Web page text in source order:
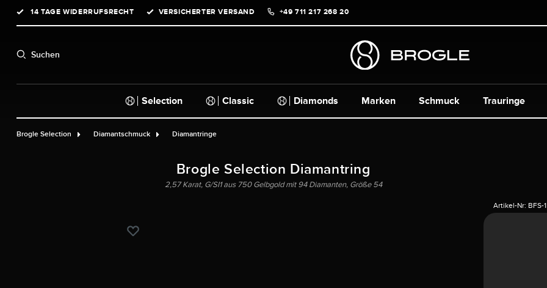
Zur Hauptnavigation springen
14 TAGE WIDERRUFSRECHT VERSICHERTER VERSAND +49 711 217 268 20
Suchen
Selection Classic Diamonds Marken Schmuck Trauringe
Brogle Selection Diamantschmuck Diamantringe
Brogle Selection Diamantring
2,57 Karat, G/SI1 aus 750 Gelbgold mit 94 Diamanten, Größe 54
Artikel-Nr: BFS-